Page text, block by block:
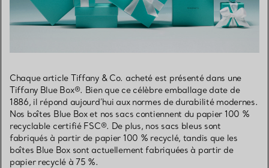
Chaque article Tiffany & Co. acheté est présenté dans une
Tiffany Blue Box®. Bien que ce célèbre emballage date de
1886, il répond aujourd’hui aux normes de durabilité modernes.
Nos boîtes Blue Box et nos sacs contiennent du papier 100 %
recyclable certifié FSC®. De plus, nos sacs bleus sont
fabriqués à partir de papier 100 % recyclé, tandis que les
boîtes Blue Box sont actuellement fabriquées à partir de
papier recyclé à 75 %.